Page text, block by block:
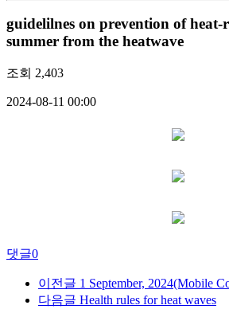
guidelilnes on prevention of heat-
summer from the heatwave
조회 2,403
2024-08-11 00:00
댓글0
이전글 1 September, 2024(Mobile
다음글 Health rules for heat waves